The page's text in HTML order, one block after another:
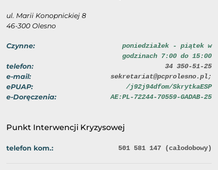
ul. Marii Konopnickiej 8
46-300 Olesno
Czynne:
poniedziałek - piątek w
godzinach 7:00 do 15:00
telefon: 34 350-51-25
e-mail: sekretariat@pcprolesno.pl;
ePUAP: /j92j94dfom/SkrytkaESP
e-Doręczenia: AE:PL-72244-70559-GADAB-25
Punkt Interwencji Kryzysowej
telefon kom.: 501 581 147 (całodobowy)